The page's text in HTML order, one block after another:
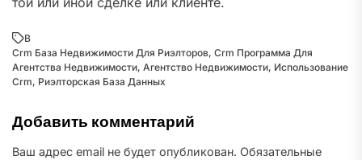
В
Crm База Недвижимости Для Риэлторов, Crm Программа Для
Агентства Недвижимости, Агентство Недвижимости, Использование
Crm, Риэлторская База Данных
Добавить комментарий
Ваш адрес email не будет опубликован. Обязательные